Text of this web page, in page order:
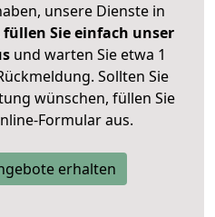
unsere Dienste in
füllen Sie einfach unser
und warten Sie etwa 1
Sollten Sie
wünschen, füllen Sie
Formular aus.
erhalten